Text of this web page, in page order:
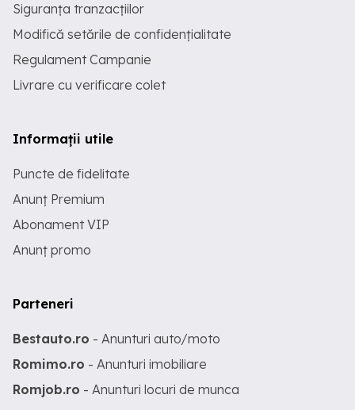
Siguranța tranzacțiilor
Modifică setările de confidențialitate
Regulament Campanie
Livrare cu verificare colet
Informații utile
Puncte de fidelitate
Anunț Premium
Abonament VIP
Anunț promo
Parteneri
Bestauto.ro - Anunturi auto/moto
Romimo.ro - Anunturi imobiliare
Romjob.ro - Anunturi locuri de munca